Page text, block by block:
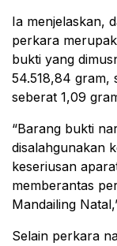
Ia menjelaskan,
perkara
bukti yang
54.518,84 gram,
seberat 1,09
“Barang bukti
disalahgunakan
keseriusan
memberantas
Mandailing
Selain perkara